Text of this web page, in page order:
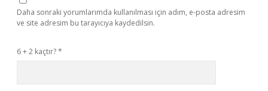
Daha sonraki yorumlarımda kullanılması için adım, e-posta adresim
ve site adresim bu tarayıcıya kaydedilsin.
6 + 2 kaçtır?*